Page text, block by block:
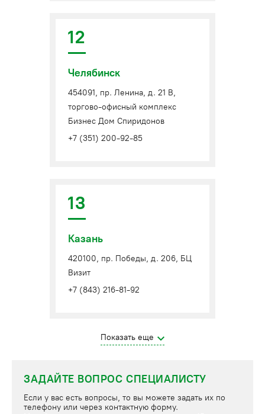
12
Челябинск
454091, пр. Ленина, д. 21 В,
торгово-офисный комплекс
Бизнес Дом Спиридонов
+7 (351) 200-92-85
13
Казань
420100, пр. Победы, д. 206, БЦ
Визит
+7 (843) 216-81-92
Показать еще
ЗАДАЙТЕ ВОПРОС СПЕЦИАЛИСТУ
Если у вас есть вопросы, то вы можете задать их по
телефону или через контактную форму.